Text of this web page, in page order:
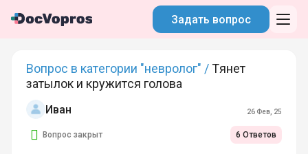
Задать вопрос
Вопрос в категории "невролог" /Тянет
затылок и кружится голова
Иван 26 Фев, 25
Вопрос закрыт 6 Ответов